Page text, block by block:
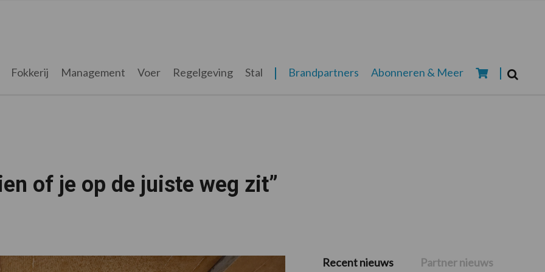
Fokkerij Management Voer Regelgeving Stal Brandpartners Abonneren & Meer
of je op de juiste weg zit”
Primaire
Recent nieuws Partner nieuws